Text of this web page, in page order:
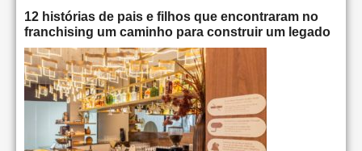
12 histórias de pais e filhos que encontraram no
franchising um caminho para construir um legado